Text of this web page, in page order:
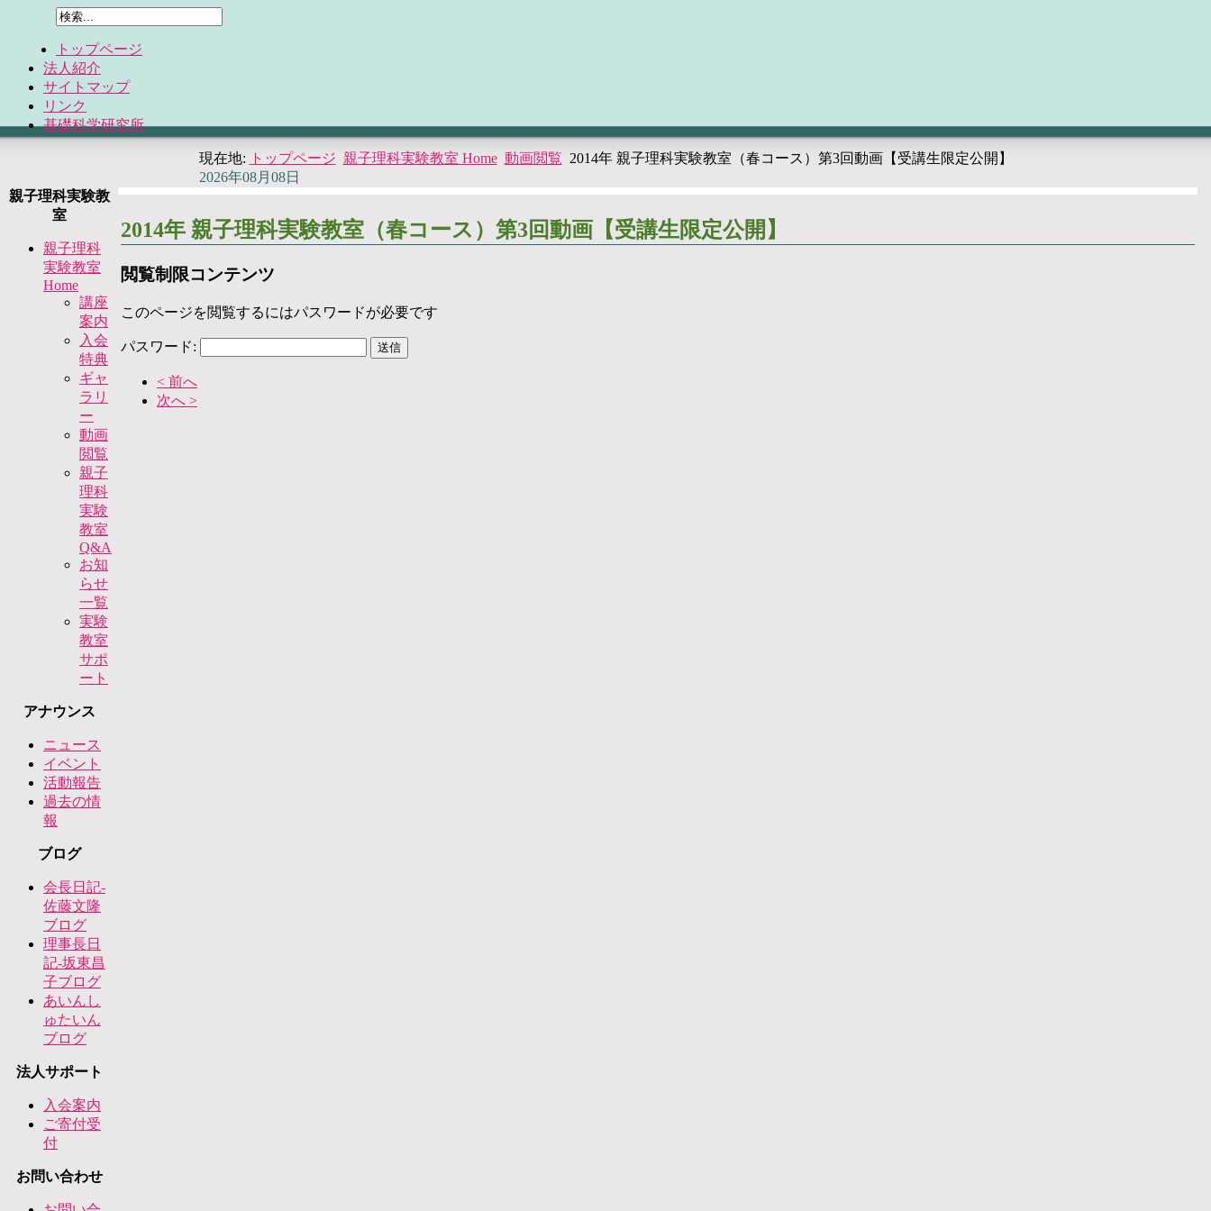
トップページ
法人紹介
サイトマップ
リンク
基礎科学研究所
現在地: トップページ 親子理科実験教室 Home 動画閲覧 2014年 親子理科実験教室（春コース）第3回動画【受講生限定公開】
2026年08月08日
親子理科実験教
室
親子理科
実験教室
Home
講座
案内
入会
特典
ギャ
ラリ
ー
動画
閲覧
親子
理科
実験
教室
Q&A
お知
らせ
一覧
実験
教室
サポ
ート
アナウンス
ニュース
イベント
活動報告
過去の情
報
ブログ
会長日記-
佐藤文隆
ブログ
理事長日
記-坂東昌
子ブログ
あいんし
ゅたいん
ブログ
法人サポート
入会案内
ご寄付受
付
お問い合わせ
2014年 親子理科実験教室（春コース）第3回動画【受講生限定公開】
閲覧制限コンテンツ
このページを閲覧するにはパスワードが必要です
パスワード:
< 前へ
次へ >